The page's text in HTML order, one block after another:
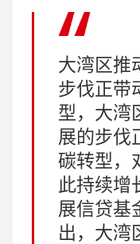
大湾区推
步伐正带
型，大湾
展的步伐
碳转型，
此持续增
展信贷基
出，大湾